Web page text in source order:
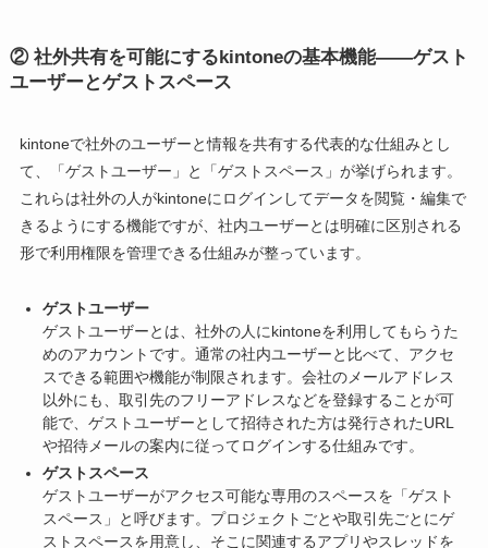
② 社外共有を可能にするkintoneの基本機能――ゲスト
ユーザーとゲストスペース
kintoneで社外のユーザーと情報を共有する代表的な仕組みとし
て、「ゲストユーザー」と「ゲストスペース」が挙げられます。
これらは社外の人がkintoneにログインしてデータを閲覧・編集で
きるようにする機能ですが、社内ユーザーとは明確に区別される
形で利用権限を管理できる仕組みが整っています。
ゲストユーザー
ゲストユーザーとは、社外の人にkintoneを利用してもらうた
めのアカウントです。通常の社内ユーザーと比べて、アクセ
スできる範囲や機能が制限されます。会社のメールアドレス
以外にも、取引先のフリーアドレスなどを登録することが可
能で、ゲストユーザーとして招待された方は発行されたURL
や招待メールの案内に従ってログインする仕組みです。
ゲストスペース
ゲストユーザーがアクセス可能な専用のスペースを「ゲスト
スペース」と呼びます。プロジェクトごとや取引先ごとにゲ
ストスペースを用意し、そこに関連するアプリやスレッドを